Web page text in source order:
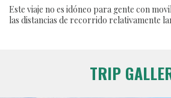
Este viaje no es idóneo para gente con
las distancias de recorrido relativamente
TRIP